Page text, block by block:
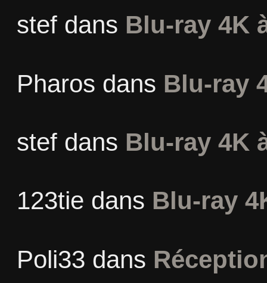
stefdans Blu-ray 4K
Pharos dans Blu-ray
stefdans Blu-ray 4K
123tie dans Blu-ray
Poli33 dans